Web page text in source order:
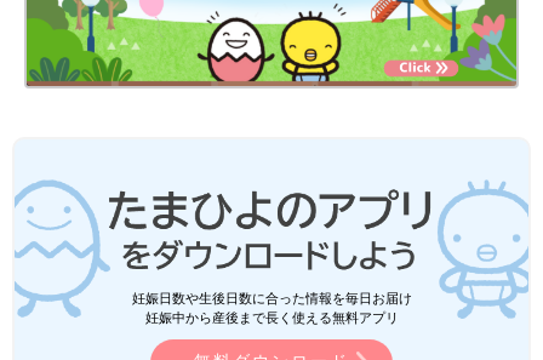
妊娠日数や生後日数に合った情報を毎日お届け
妊娠中から産後まで長く使える無料アプリ